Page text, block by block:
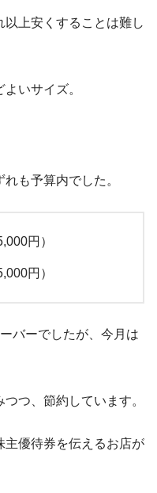
上安くすることは難し
いサイズ。
も予算内でした。
円）
円）
バーでしたが、今月は
つ、節約しています。
主優待券を伝えるお店が